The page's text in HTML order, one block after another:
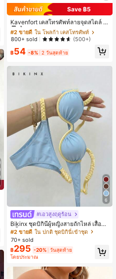
Save ฿5
Kavenfort เคสโทรศัพท์ลายจุดสไตล์ I
NS สุดอินเทรนด์, ใช้ได้กับ Apple 17, 1
6 Pro, กันกระแทก 15, สี Macaron Col
or Block 14, เคสนิ่ม 13, สไตล์ผู้หญิง, ล
ายเรขาคณิต, มินิมอล, สดใส & เรียบง่า
ย, สไตล์ Color Block, Niche, สไตล์ IN
#2 ขายดี ใน โพลก้า เคสโทรศัพท์
ลูกค้ากลับมาซื้อซ้ำ!
#2 ขายดี ใน โพลก้า เคสโทรศัพท์
ลูกค้ากลับมาซื้อซ้ำ!
#2 ขายดี ใน โพลก้า เคสโทรศัพท์
ลูกค้ากลับมาซื้อซ้ำ!
#2 ขายดี
ลูกค้ากลับมาซื้อซ้ำ!
800+ sold (500+)
฿54 -8% 2 วันสุดท้าย
6
#เอวสูงฤดูร้อน
Bikinx ชุดบิกินี่ผู้หญิงสายถักไหล่ เสื้อว่า
ยน้ำวันพีซมีโครงพร้อมสายผูกหลังสีตัด
กัน สำหรับเที่ยวพักผ่อน ชายหาด ฤดูร้อ
น
#2 ขายดี ใน ปกติ ชุดบิกินี่เข้าชุด
70+ sold
฿295 -20% วันสุดท้าย
โดยประมาณ